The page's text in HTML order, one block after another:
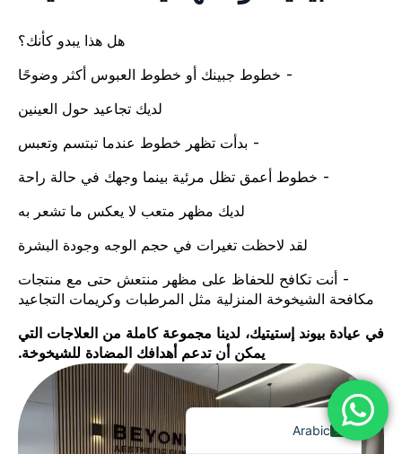
هل هذا يبدو كأنك؟
- خطوط جبينك أو خطوط العبوس أكثر وضوحًا
لديك تجاعيد حول العينين
- بدأت تظهر خطوط عندما تبتسم وتعبس
- خطوط أعمق تظل مرئية بينما وجهك في حالة راحة
لديك مظهر متعب لا يعكس ما تشعر به
لقد لاحظت تغيرات في حجم الوجه وجودة البشرة
- أنت تكافح للحفاظ على مظهر منتعش حتى مع منتجات
مكافحة الشيخوخة المنزلية مثل المرطبات وكريمات التجاعيد
في عيادة بيوند إستيتيك، لدينا مجموعة كاملة من العلاجات التي
يمكن أن تدعم أهدافك المضادة للشيخوخة.
Arabic
English
Chinese ( Simplified)
Chinese (Traditional)